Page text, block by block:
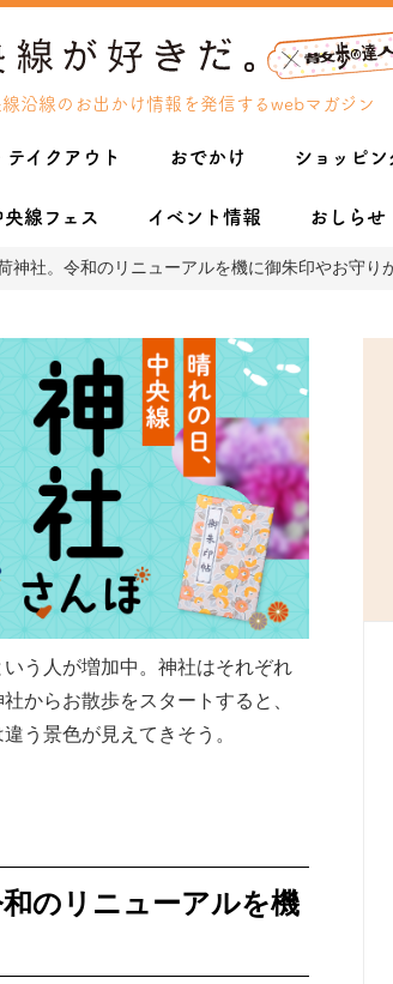
沿線のお出かけ情報を発信するwebマガジン
テイクアウト おでかけ ショッピン
央線フェス イベント情報 おしらせ
神社。令和のリニューアルを機に御朱印やお守り
う人が増加中。神社はそれぞれ
からお散歩をスタートすると、
う景色が見えてきそう。
のリニューアルを機